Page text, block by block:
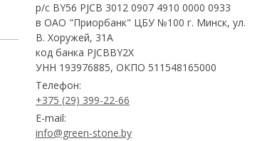
р/с BY56 PJCB 3012 0907 4910 0000 0933
в ОАО "Приорбанк" ЦБУ №100 г. Минск, ул.
В. Хоружей, 31А
код банка PJCBBY2X
УНН 193976885, ОКПО 511548165000
Телефон:
+375 (29) 399-22-66
E-mail:
info@green-stone.by